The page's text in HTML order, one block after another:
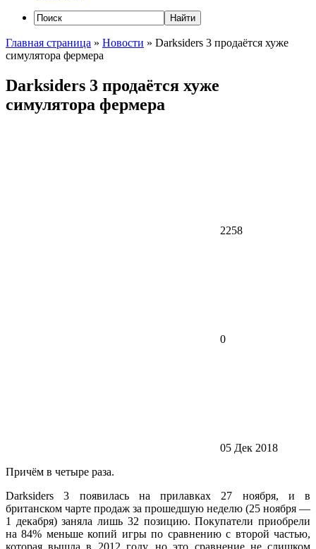
Главная страница » Новости » Darksiders 3 продаётся хуже
симулятора фермера
Darksiders 3 продаётся хуже
симулятора фермера
2258
0
05 Дек 2018
Причём в четыре раза.
Darksiders 3 появилась на прилавках 27 ноября, и в
британском чарте продаж за прошедшую неделю (25 ноября —
1 декабря) заняла лишь 32 позицию. Покупатели приобрели
на 84% меньше копий игры по сравнению с второй частью,
которая вышла в 2012 году, но это сравнение не слишком